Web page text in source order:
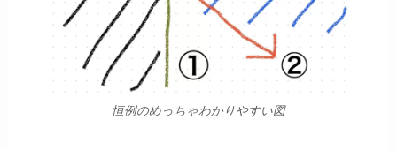
恒例のめっちゃわかりやすい図